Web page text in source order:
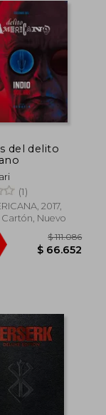
del delito
(1)
2017,
Nuevo